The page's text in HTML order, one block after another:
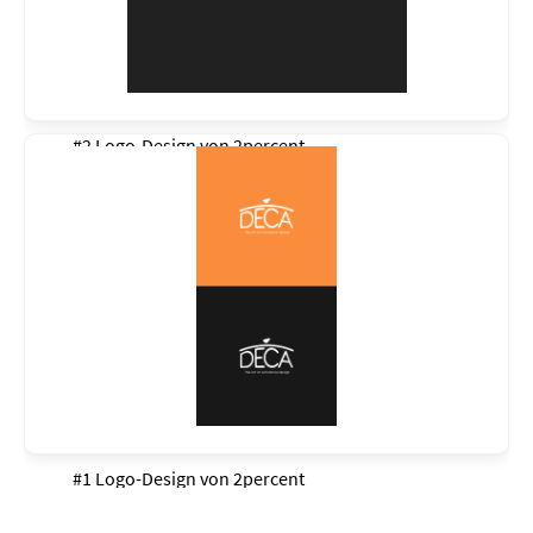
#2 Logo-Design von2percent
#1 Logo-Design von 2percent